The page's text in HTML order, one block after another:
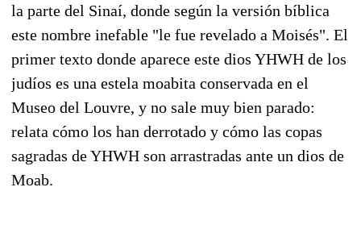
la parte del Sinaí, donde según la versión bíblica
este nombre inefable "le fue revelado a Moisés". El
primer texto donde aparece este dios YHWH de los
judíos es una estela moabita conservada en el
Museo del Louvre, y no sale muy bien parado:
relata cómo los han derrotado y cómo las copas
sagradas de YHWH son arrastradas ante un dios de
Moab.